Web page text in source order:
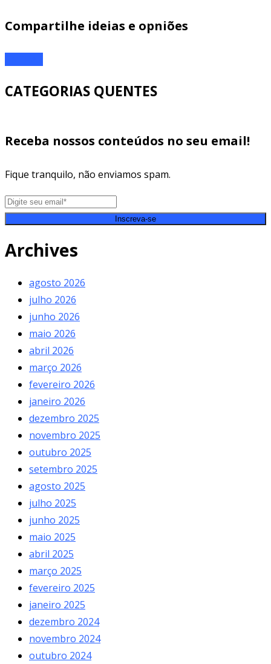
Compartilhe ideias e opniões
CATEGORIAS QUENTES
Receba nossos conteúdos no seu email!
Fique tranquilo, não enviamos spam.
Inscreva-se
Archives
agosto 2026
julho 2026
junho 2026
maio 2026
abril 2026
março 2026
fevereiro 2026
janeiro 2026
dezembro 2025
novembro 2025
outubro 2025
setembro 2025
agosto 2025
julho 2025
junho 2025
maio 2025
abril 2025
março 2025
fevereiro 2025
janeiro 2025
dezembro 2024
novembro 2024
outubro 2024